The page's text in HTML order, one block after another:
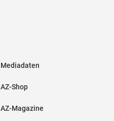
Mediadaten
AZ-Shop
AZ-Magazine